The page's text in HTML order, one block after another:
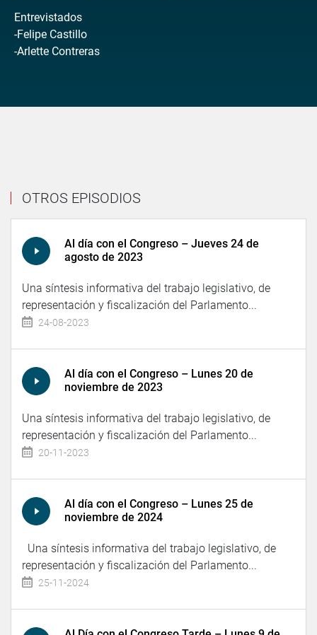
Entrevistados
-Felipe Castillo
-Arlette Contreras
OTROS EPISODIOS
Al día con el Congreso – Jueves 24 de
agosto de 2023
Una síntesis informativa del trabajo legislativo, de
representación y fiscalización del Parlamento...
24-08-2023
Al día con el Congreso – Lunes 20 de
noviembre de 2023
Una síntesis informativa del trabajo legislativo, de
representación y fiscalización del Parlamento...
20-11-2023
Al día con el Congreso – Lunes 25 de
noviembre de 2024
Una síntesis informativa del trabajo legislativo, de
representación y fiscalización del Parlamento...
25-11-2024